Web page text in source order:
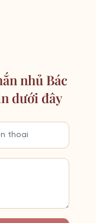
nhủ Bác
dưới đây